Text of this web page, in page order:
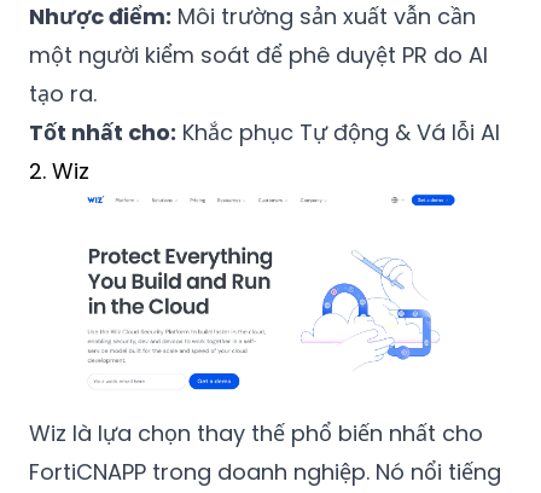
Nhược điểm: Môi trường sản xuất vẫn cần
một người kiểm soát để phê duyệt PR do AI
tạo ra.
Tốt nhất cho: Khắc phục Tự động & Vá lỗi AI
2. Wiz
Wiz là lựa chọn thay thế phổ biến nhất cho
FortiCNAPP trong doanh nghiệp. Nó nổi tiếng